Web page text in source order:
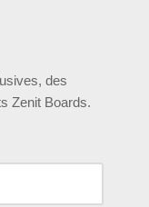
des
Zenit Boards.